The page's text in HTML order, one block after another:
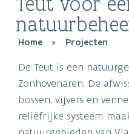
Breadcrumb
Home Projecten
De Teut is een
Zonhovenaren. De
bossen, vijvers en
reliëfrijke systeem